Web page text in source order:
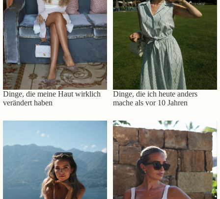
Dinge, die meine Haut wirklich
verändert haben
Dinge, die ich heute anders
mache als vor 10 Jahren